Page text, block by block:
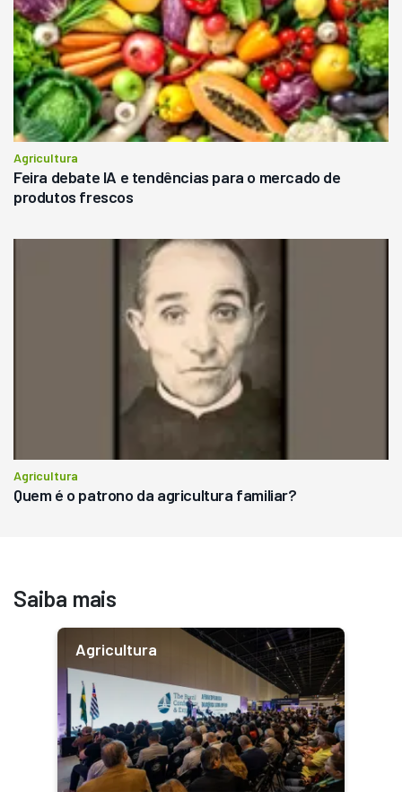
Agricultura
Feira debate IA e tendências para o mercado de
produtos frescos
Agricultura
Quem é o patrono da agricultura familiar?
Saiba mais
Agricultura